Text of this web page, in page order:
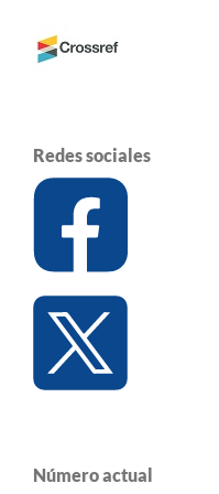
Redes sociales
Número actual